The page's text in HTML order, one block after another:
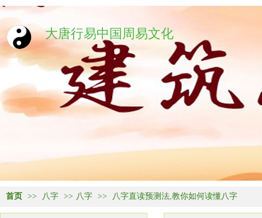
大唐行易中国周易文化
首页 >> 八字 >> 八字 >> 八字直读预测法,教你如何读懂八字